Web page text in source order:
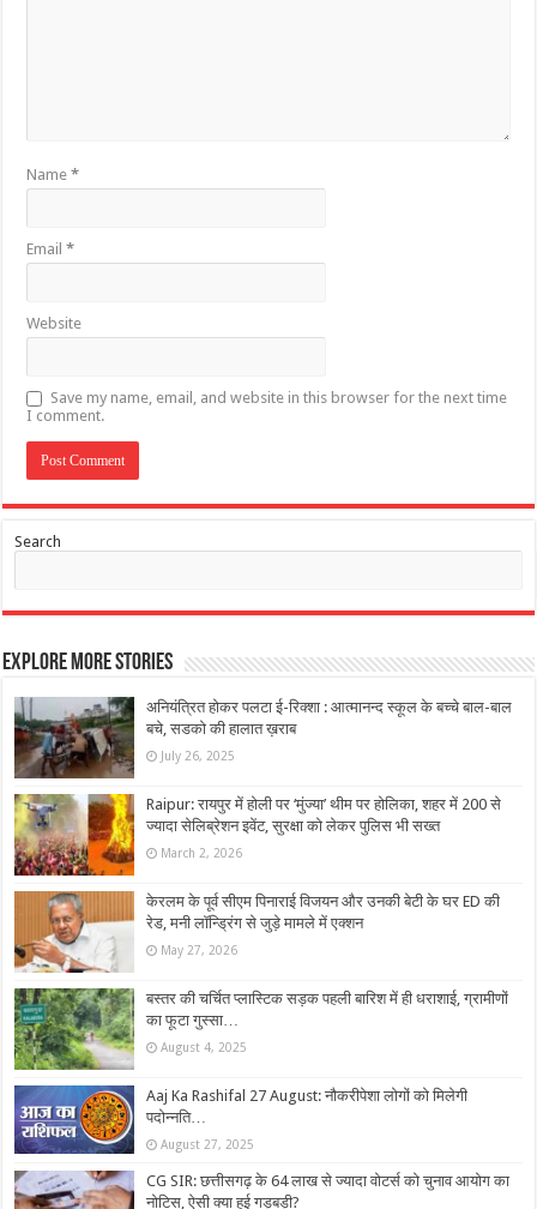
Name*
Email*
Website
Save my name, email, and website in this browser for the next time
I comment.
Search
Explore More Stories
अनियंत्रित होकर पलटा ई-रिक्शा : आत्मानन्द स्कूल के बच्चे बाल-बाल
बचे, सडको की हालात ख़राब
July 26, 2025
Raipur: रायपुर में होली पर ‘मुंज्या’ थीम पर होलिका, शहर में 200 से
ज्यादा सेलिब्रेशन इवेंट, सुरक्षा को लेकर पुलिस भी सख्त
March 2, 2026
केरलम के पूर्व सीएम पिनाराई विजयन और उनकी बेटी के घर ED की
रेड, मनी लॉन्ड्रिंग से जुड़े मामले में एक्शन
May 27, 2026
बस्तर की चर्चित प्लास्टिक सड़क पहली बारिश में ही धराशाई, ग्रामीणों
का फूटा गुस्सा…
August 4, 2025
Aaj Ka Rashifal 27 August: नौकरीपेशा लोगों को मिलेगी
पदोन्नति…
August 27, 2025
CG SIR: छत्तीसगढ़ के 64 लाख से ज्यादा वोटर्स को चुनाव आयोग का
नोटिस, ऐसी क्या हुई गड़बड़ी?